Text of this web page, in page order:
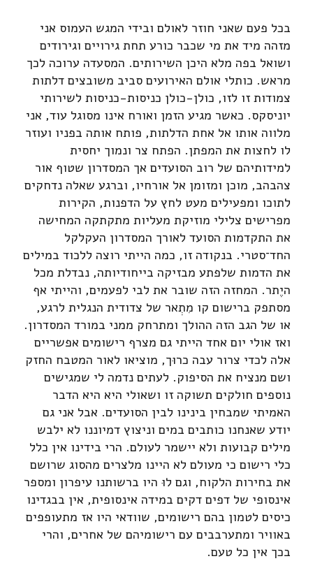
בכל פעם שאני חוזר לאולם ובידי המגש העמוס אני
מזהה מיד את מי שכבר כורע תחת גירויים וגירודים
ושואל בפה מלא היכן השירותים. המסעדה ערוכה לכך
מראש. כותלי אולם האירועים סביב משובצים דלתות
צמודות זו לזו, כולן-כולן כניסות-כניסות לשירותי
יוניסקס. כאשר מגיע הזמן ואורח אינו מסוגל עוד, אני
מלווה אותו אל אחת הדלתות, פותח אותה בפניו ועוזר
לו לחצות את המפתן. הפתח צר ונמוך יחסית
למידותיהם של רוב הסועדים אך המסדרון שטוף אור
צהבהב, מוכן ומזומן אל אורחיו, וברגע שאלה נדחקים
לתוכו ומפעילים מעט לחץ על הדפנות, הקירות
מפרישים צלילי מוזיקת מעליות מתקתקה המחישה
את התקדמות הסועד לאורך המסדרון העקלקל
החד־סטרי. בנקודה זו, כמה הייתי רוצה ללכוד במילים
את הדמות שלפתע מבזיקה בייחודיותה, נבדלת מכל
היֶתר. המחזה הזה שובר את לבי לפעמים, והייתי אף
מסתפק ברישום קו מִתְאר של צדודית הנגלית לרגע,
או של הגב הזה ההולך ומתרחק ממני במורד המסדרון.
ואז אולי יום אחד הייתי גם מצרף רישומים אפשריים
אלה לכדי צרור עבה כרוּך, מוציאו לאור המטבח החזק
ושם מנציח את הסיפוק. לעתים נדמה לי שמגישים
נוספים חולקים תשוקה זו ושאולי היא היא הדבר
האמיתי שמבחין בינינו לבין הסועדים. אבל אני גם
יודע שאנחנו כותבים במים וניצוץ דמיוננו לא ילבש
מילים קבועות ולא יישמר לעולם. הרי בידינו אין כלל
כלי רישום כי מעולם לא היינו מלצרים מהסוג שרושם
את בחירות הלקוח, וגם לוּ היו ברשותנו עיפרון ומספר
אינסופי של דפים דקים במידה אינסופית, אין בבגדינו
כיסים לטמון בהם רישומים, שוודאי היו אז מתעופפים
באוויר ומתערבבים עם רישומיהם של אחרים, והרי
בכך אין כל טעם.